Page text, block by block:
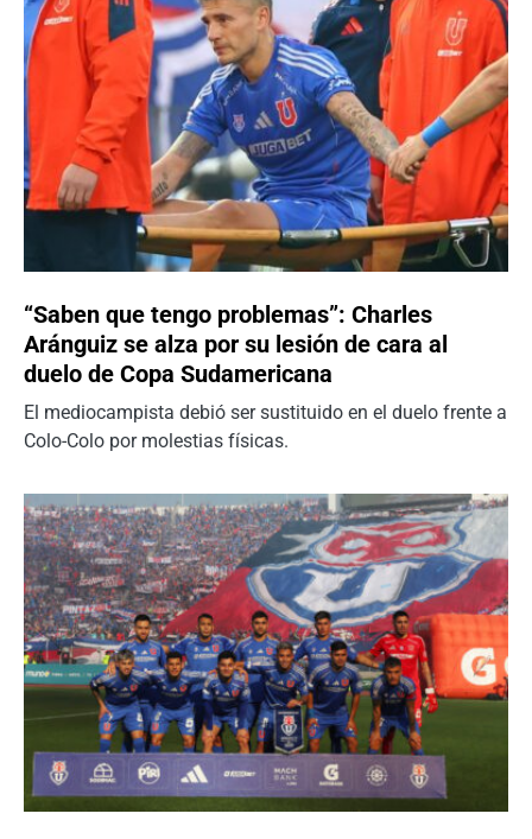
“Saben que tengo problemas”: Charles
Aránguiz se alza por su lesión de cara al
duelo de Copa Sudamericana
El mediocampista debió ser sustituido en el duelo frente a
Colo-Colo por molestias físicas.